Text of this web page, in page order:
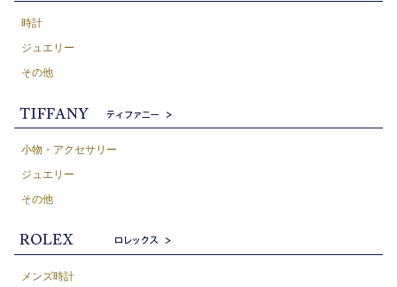
時計
ジュエリー
その他
小物・アクセサリー
ジュエリー
その他
メンズ時計